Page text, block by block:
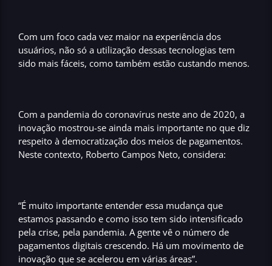
Com um foco cada vez maior na experiência dos
usuários, não só a utilização dessas tecnologias tem
sido mais fáceis, como também estão custando menos.
Com a pandemia do coronavírus neste ano de 2020, a
inovação mostrou-se ainda mais importante no que diz
respeito à democratização dos meios de pagamentos.
Neste contexto, Roberto Campos Neto, considera:
“É muito importante entender essa mudança que
estamos passando e como isso tem sido intensificado
pela crise, pela pandemia. A gente vê o número de
pagamentos digitais crescendo. Há um movimento de
inovação que se acelerou em várias áreas”.